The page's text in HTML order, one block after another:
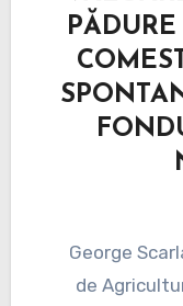
George Scarlat, Mihai Enescu Facultatea
de